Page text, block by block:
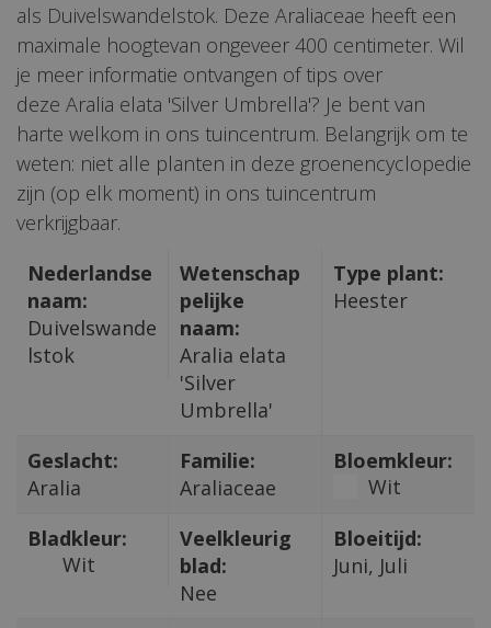
als Duivelswandelstok. Deze Araliaceae heeft een
maximale hoogtevan ongeveer 400 centimeter. Wil
je meer informatie ontvangen of tips over
deze Aralia elata 'Silver Umbrella'? Je bent van
harte welkom in ons tuincentrum. Belangrijk om te
weten: niet alle planten in deze groenencyclopedie
zijn (op elk moment) in ons tuincentrum
verkrijgbaar.
Nederlandse
naam:
Duivelswande
lstok
Wetenschap
pelijke
naam:
Aralia elata
'Silver
Umbrella'
Type plant:
Heester
Geslacht:
Aralia
Familie:
Araliaceae
Bloemkleur:
Wit
Bladkleur:
Wit
Veelkleurig
blad:
Nee
Bloeitijd:
Juni, Juli